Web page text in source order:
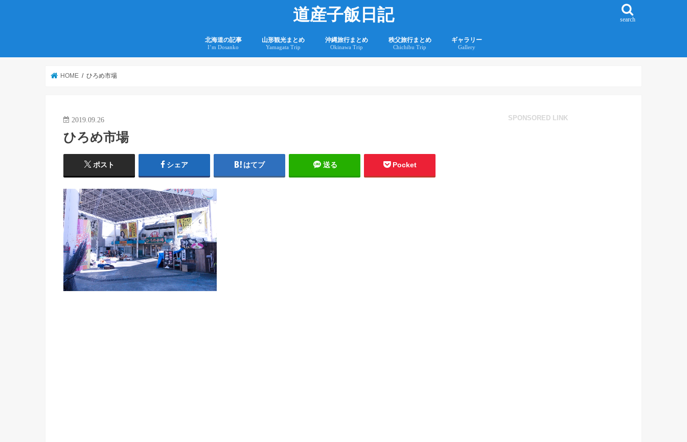
道産子飯日記 search
北海道の記事
I’m Dosanko
山形観光まとめ
Yamagata Trip
沖縄旅行まとめ
Okinawa Trip
秩父旅行まとめ
Chichibu Trip
ギャラリー
Gallery
HOME ひろめ市場
2019.09.26
ひろめ市場
ポスト シェア はてブ 送る Pocket
SPONSORED LINK